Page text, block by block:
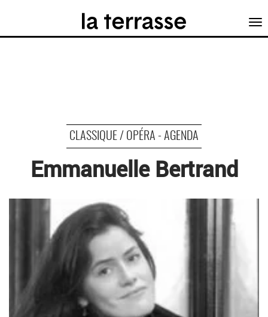
CLASSIQUE / OPÉRA - AGENDA
Emmanuelle Bertrand